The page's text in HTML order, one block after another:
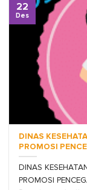
DINAS
PROMOSI
DINAS
PROMOSI
22
Des